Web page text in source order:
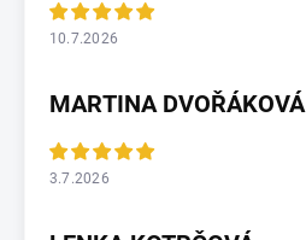
10.7.2026
MARTINA DVOŘÁKOVÁ
3.7.2026